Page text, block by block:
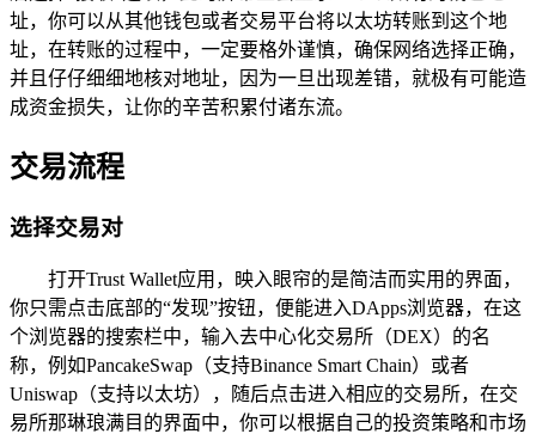
址，你可以从其他钱包或者交易平台将以太坊转账到这个地
址，在转账的过程中，一定要格外谨慎，确保网络选择正确，
并且仔仔细细地核对地址，因为一旦出现差错，就极有可能造
成资金损失，让你的辛苦积累付诸东流。
交易流程
选择交易对
打开Trust Wallet应用，映入眼帘的是简洁而实用的界面，
你只需点击底部的“发现”按钮，便能进入DApps浏览器，在这
个浏览器的搜索栏中，输入去中心化交易所（DEX）的名
称，例如PancakeSwap（支持Binance Smart Chain）或者
Uniswap（支持以太坊），随后点击进入相应的交易所，在交
易所那琳琅满目的界面中，你可以根据自己的投资策略和市场